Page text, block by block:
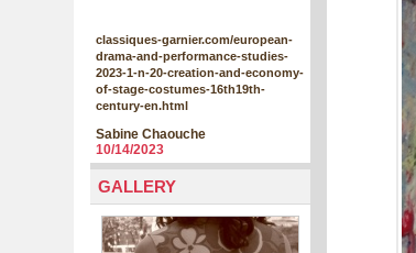
classiques-garnier.com/european-
drama-and-performance-studies-
2023-1-n-20-creation-and-economy-
of-stage-costumes-16th19th-
century-en.html
Sabine Chaouche
10/14/2023
GALLERY